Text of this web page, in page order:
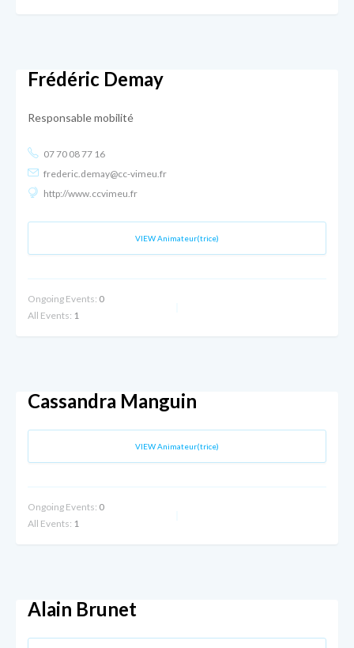
Frédéric Demay
Responsable mobilité
07 70 08 77 16
frederic.demay@cc-vimeu.fr
http://www.ccvimeu.fr
VIEW Animateur(trice)
Ongoing Events: 0
All Events: 1
Cassandra Manguin
VIEW Animateur(trice)
Ongoing Events: 0
All Events: 1
Alain Brunet